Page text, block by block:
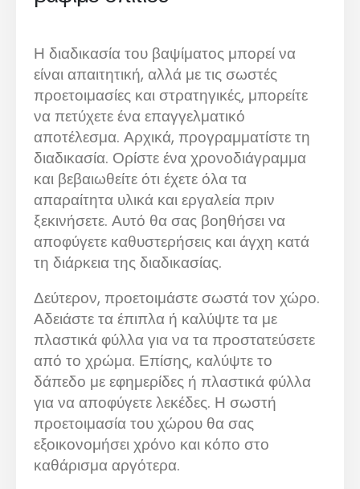
Η διαδικασία του βαψίματος μπορεί να
είναι απαιτητική, αλλά με τις σωστές
προετοιμασίες και στρατηγικές, μπορείτε
να πετύχετε ένα επαγγελματικό
αποτέλεσμα. Αρχικά, προγραμματίστε τη
διαδικασία. Ορίστε ένα χρονοδιάγραμμα
και βεβαιωθείτε ότι έχετε όλα τα
απαραίτητα υλικά και εργαλεία πριν
ξεκινήσετε. Αυτό θα σας βοηθήσει να
αποφύγετε καθυστερήσεις και άγχη κατά
τη διάρκεια της διαδικασίας.
Δεύτερον, προετοιμάστε σωστά τον χώρο.
Αδειάστε τα έπιπλα ή καλύψτε τα με
πλαστικά φύλλα για να τα προστατεύσετε
από το χρώμα. Επίσης, καλύψτε το
δάπεδο με εφημερίδες ή πλαστικά φύλλα
για να αποφύγετε λεκέδες. Η σωστή
προετοιμασία του χώρου θα σας
εξοικονομήσει χρόνο και κόπο στο
καθάρισμα αργότερα.